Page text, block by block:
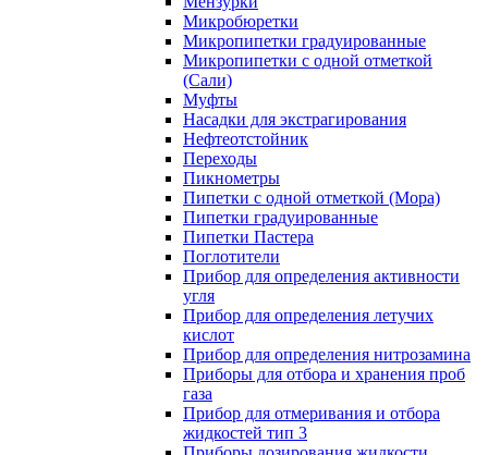
Микробюретки
Микропипетки градуированные
Микропипетки с одной отметкой
(Сали)
Муфты
Насадки для экстрагирования
Нефтеотстойник
Переходы
Пикнометры
Пипетки с одной отметкой (Мора)
Пипетки градуированные
Пипетки Пастера
Поглотители
Прибор для определения активности
угля
Прибор для определения летучих
кислот
Прибор для определения нитрозамина
Приборы для отбора и хранения проб
газа
Прибор для отмеривания и отбора
жидкостей тип 3